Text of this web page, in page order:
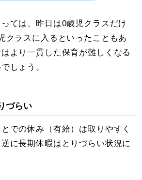
ては、昨日は0歳児クラスだけ
クラスに入るといったこともあ
より一貫した保育が難しくなる
しょう。
づらい
での休み（有給）は取りやすく
に長期休暇はとりづらい状況に